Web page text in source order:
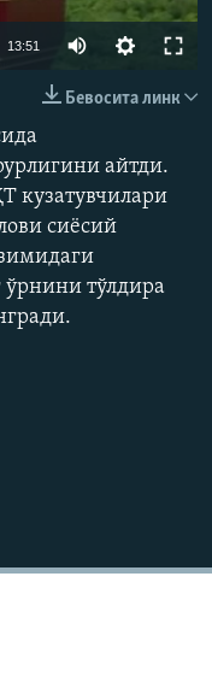
13:51
480p
1080p
Бевосита линк
айтди.
кузатувчилари
сиёсий
тўлдира